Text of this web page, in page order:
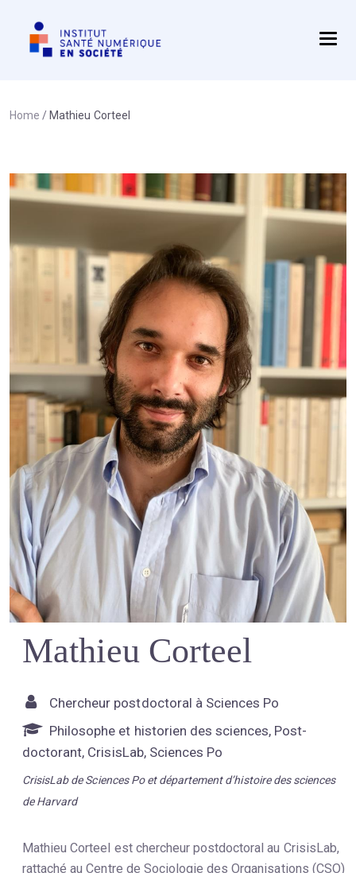
Navigation principale
Home / Mathieu Corteel
Mathieu Corteel
Chercheur postdoctoral à Sciences Po
Philosophe et historien des sciences, Post-
doctorant, CrisisLab, Sciences Po
CrisisLab de Sciences Po et département d’histoire des sciences
de Harvard
Mathieu Corteel est chercheur postdoctoral au CrisisLab,
rattaché au Centre de Sociologie des Organisations (CSO)